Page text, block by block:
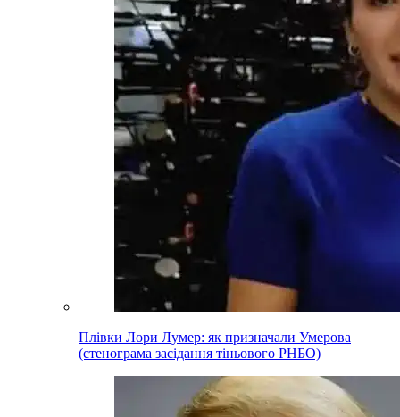
Плівки Лори Лумер: як призначали Умерова
(стенограма засідання тіньового РНБО)